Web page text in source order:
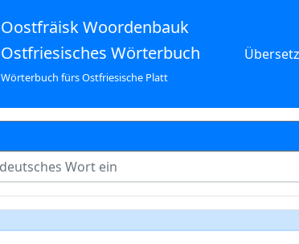
Oostfräisk Woordenbauk
Ostfriesisches Wörterbuch
Wörterbuch fürs Ostfriesische Platt